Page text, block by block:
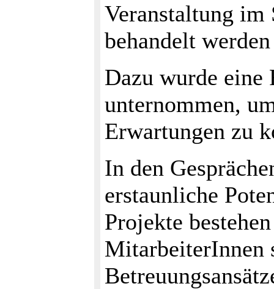
Veranstaltung im
behandelt
Dazu wurde
unternommen,
Erwartungen zu
In den
erstaunliche
Projekte
MitarbeiterInnen